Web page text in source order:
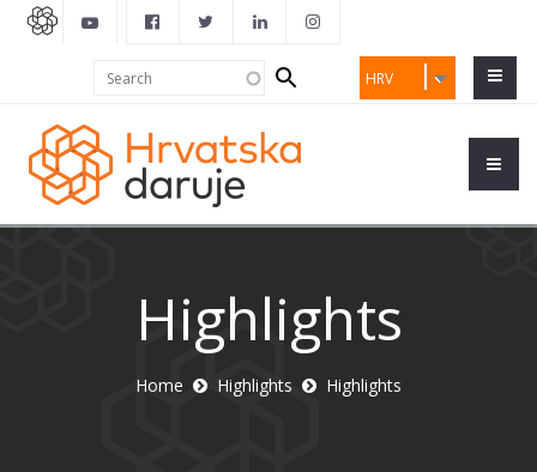
HRV
Search
form
Highlights
Home Highlights Highlights